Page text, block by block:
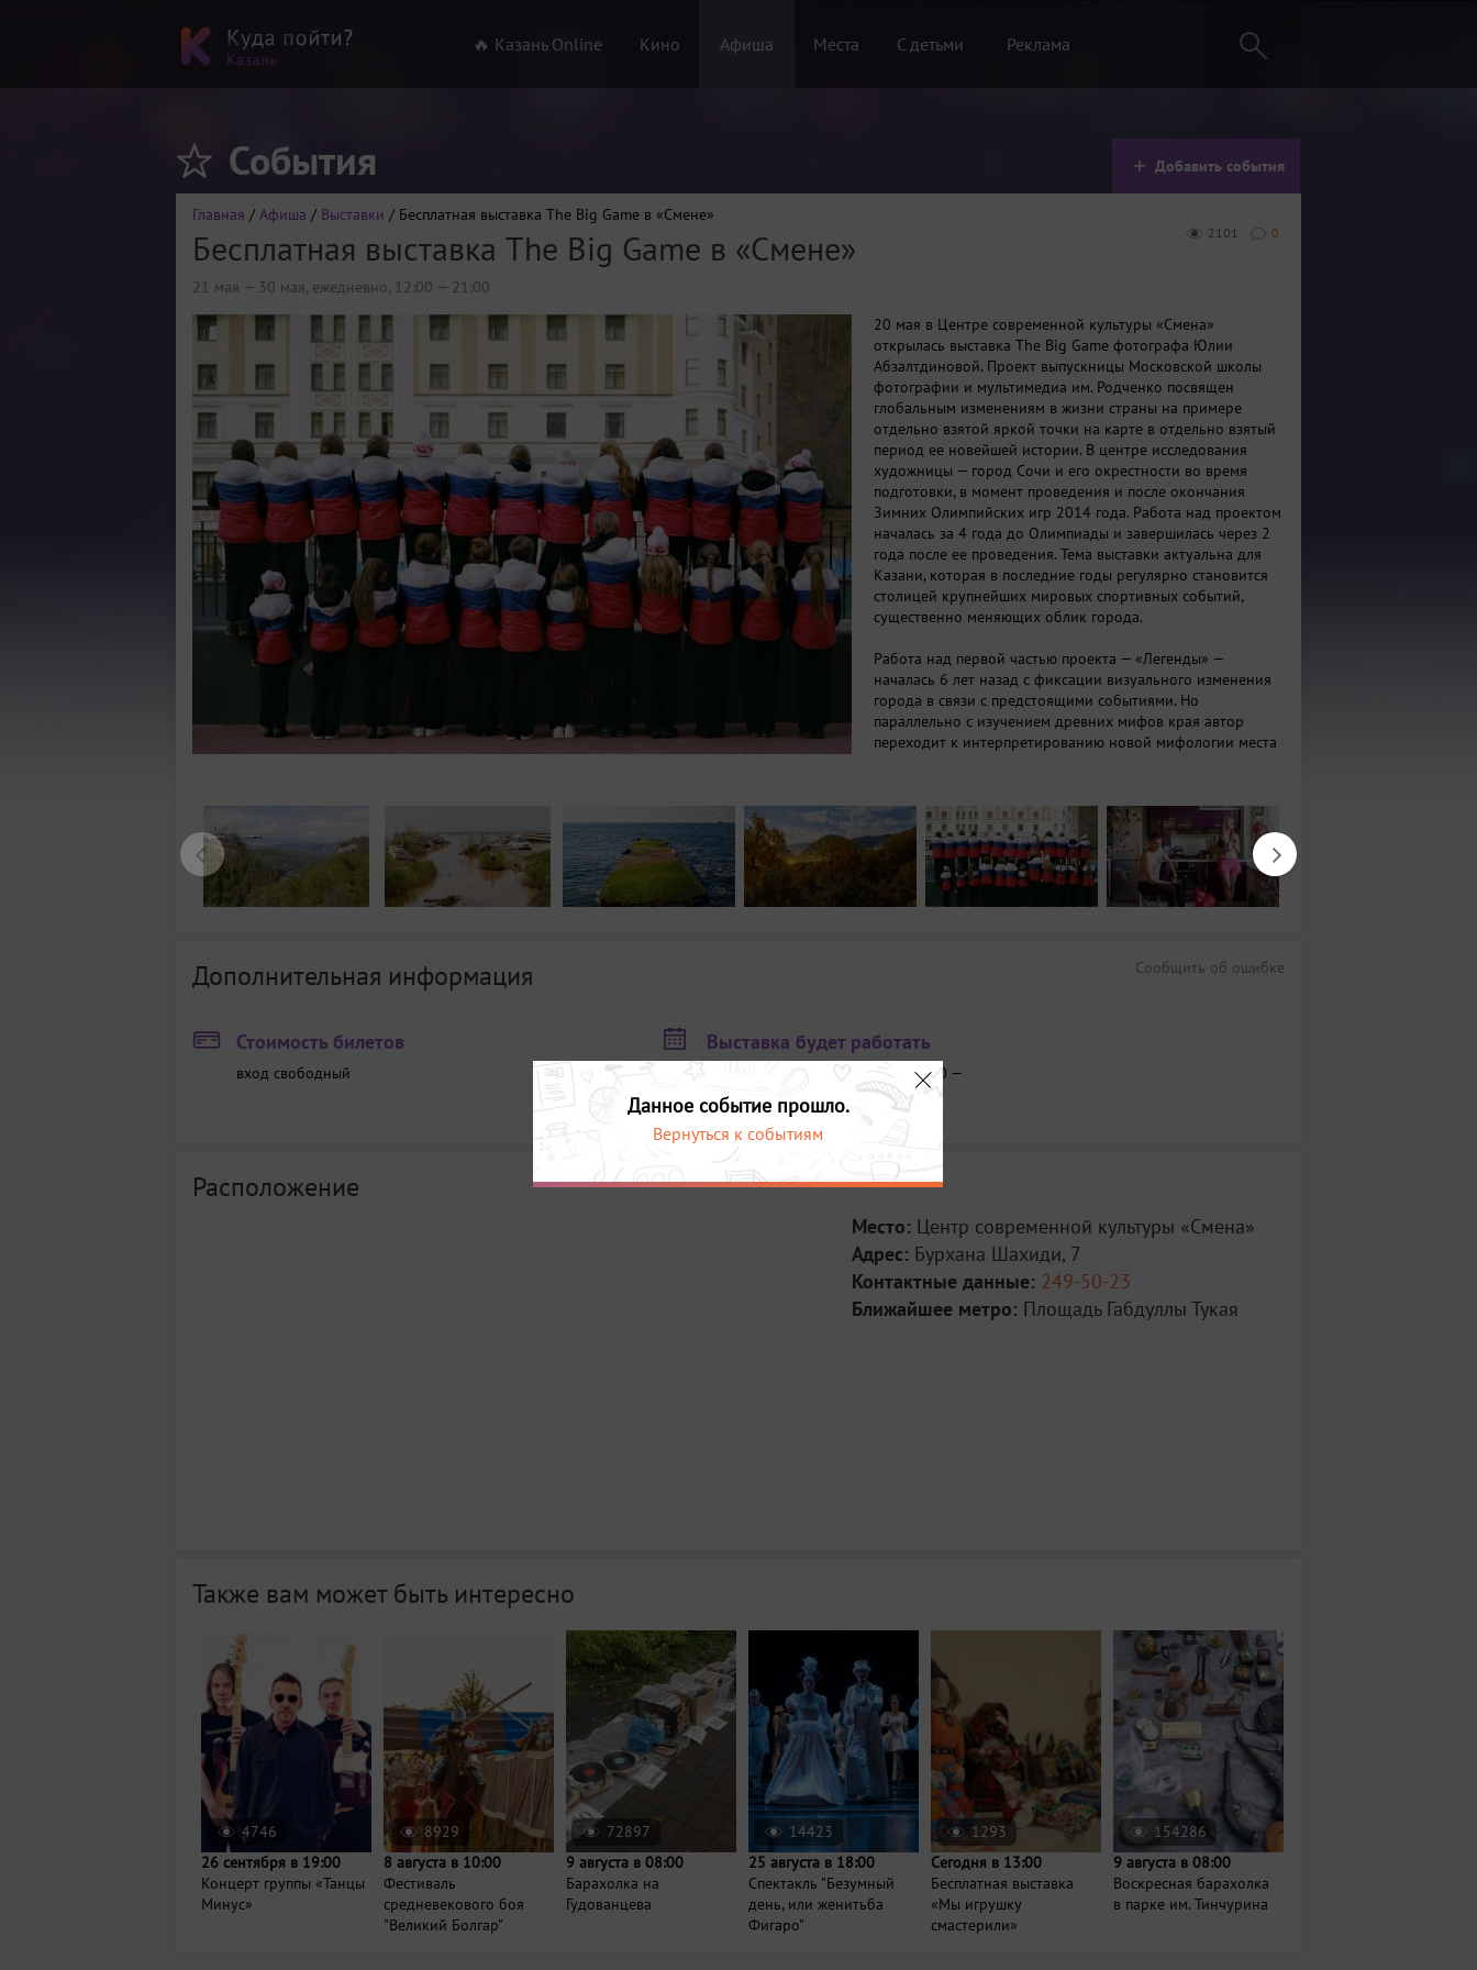
🔥 Казань Online Кино Афиша Места С детьми Реклама
События Добавить события
Главная / Афиша / Выставки / Бесплатная выставка The Big Game в «Смене»
0
2101
Бесплатная выставка The Big Game в «Смене»
21 мая — 30 мая, ежедневно, 12:00 — 21:00
20 мая в Центре современной культуры «Смена»
открылась выставка The Big Game фотографа Юлии
Абзалтдиновой. Проект выпускницы Московской школы
фотографии и мультимедиа им. Родченко посвящен
глобальным изменениям в жизни страны на примере
отдельно взятой яркой точки на карте в отдельно взятый
период ее новейшей истории. В центре исследования
художницы — город Сочи и его окрестности во время
подготовки, в момент проведения и после окончания
Зимних Олимпийских игр 2014 года. Работа над проектом
началась за 4 года до Олимпиады и завершилась через 2
года после ее проведения. Тема выставки актуальна для
Казани, которая в последние годы регулярно становится
столицей крупнейших мировых спортивных событий,
существенно меняющих облик города.
Работа над первой частью проекта — «Легенды» —
началась 6 лет назад с фиксации визуального изменения
города в связи с предстоящими событиями. Но
параллельно с изучением древних мифов края автор
переходит к интерпретированию новой мифологии места
создание портрета российского болельщика, который
«десантом» высадился на местности и стал тем самым
символом новой русской идентичности. Третья часть —
«Заповедник», — созданная спустя 2 года после Игр,
нацелена разглядеть наследие современной идеологии
через новый облик города, измененный человеком
Работает с темой репрезентации национальной
идентичности; фиксирует следы влияния человека на
природный ландшафт. Принимала участие в различных
выставках в Москве, Екатеринбурге, Перми, Красноярске, а
также в Китае и Австрии; участница международных и
российских фотографических фестивалей (2013–2016).
Выставка проходит при поддержке галереи «Триумф»,
Фонда Владимира Смирнова и Константина Сорокина.
Информационный партнер: портал ArtTubе.
Сообщить об ошибке
Дополнительная информация
Стоимость билетов
вход свободный
Выставка будет работать
21 мая — 30 мая, ежедневно, 12:00 —
21:00
Расположение
Место: Центр современной культуры «Смена»
Адрес: Бурхана Шахиди, 7
Контактные данные: 249-50-23
Ближайшее метро: Площадь Габдуллы Тукая
Также вам может быть интересно
4746
26 сентября в 19:00
Концерт группы «Танцы
Минус»
8929
8 августа в 10:00
Фестиваль
средневекового боя
"Великий Болгар"
72897
9 августа в 08:00
Барахолка на
Гудованцева
14423
25 августа в 18:00
Спектакль "Безумный
день, или женитьба
Фигаро"
1293
Сегодня в 13:00
Бесплатная выставка
«Мы игрушку
смастерили»
154286
9 августа в 08:00
Воскресная барахолка
в парке им. Тинчурина
Данное событие прошло.
Вернуться к событиям